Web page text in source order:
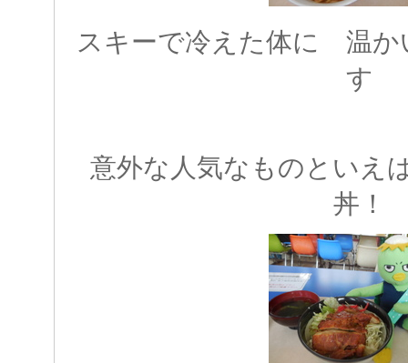
スキーで冷えた体に 温か
す
意外な人気なものといえ
丼！